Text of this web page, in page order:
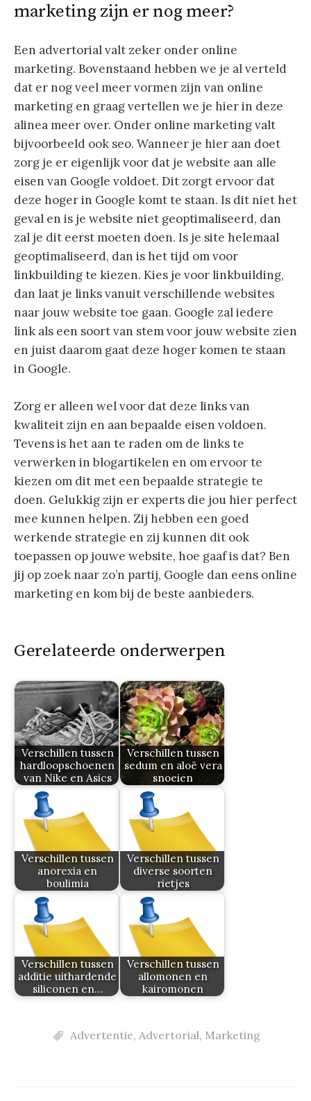
marketing zijn er nog meer?
Een advertorial valt zeker onder online
marketing. Bovenstaand hebben we je al verteld
dat er nog veel meer vormen zijn van online
marketing en graag vertellen we je hier in deze
alinea meer over. Onder online marketing valt
bijvoorbeeld ook seo. Wanneer je hier aan doet
zorg je er eigenlijk voor dat je website aan alle
eisen van Google voldoet. Dit zorgt ervoor dat
deze hoger in Google komt te staan. Is dit niet het
geval en is je website niet geoptimaliseerd, dan
zal je dit eerst moeten doen. Is je site helemaal
geoptimaliseerd, dan is het tijd om voor
linkbuilding te kiezen. Kies je voor linkbuilding,
dan laat je links vanuit verschillende websites
naar jouw website toe gaan. Google zal iedere
link als een soort van stem voor jouw website zien
en juist daarom gaat deze hoger komen te staan
in Google.
Zorg er alleen wel voor dat deze links van
kwaliteit zijn en aan bepaalde eisen voldoen.
Tevens is het aan te raden om de links te
verwerken in blogartikelen en om ervoor te
kiezen om dit met een bepaalde strategie te
doen. Gelukkig zijn er experts die jou hier perfect
mee kunnen helpen. Zij hebben een goed
werkende strategie en zij kunnen dit ook
toepassen op jouwe website, hoe gaaf is dat? Ben
jij op zoek naar zo’n partij, Google dan eens online
marketing en kom bij de beste aanbieders.
Gerelateerde onderwerpen
Verschillen tussen
hardloopschoenen
van Nike en Asics
Verschillen tussen
sedum en aloë vera
snoeien
Verschillen tussen
anorexia en
boulimia
Verschillen tussen
diverse soorten
rietjes
Verschillen tussen
additie uithardende
siliconen en…
Verschillen tussen
allomonen en
kairomonen
Advertentie, Advertorial, Marketing